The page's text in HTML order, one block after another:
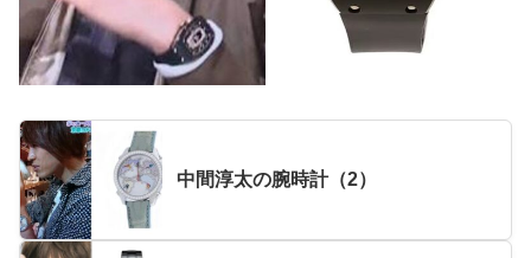
中間淳太の腕時計（2）